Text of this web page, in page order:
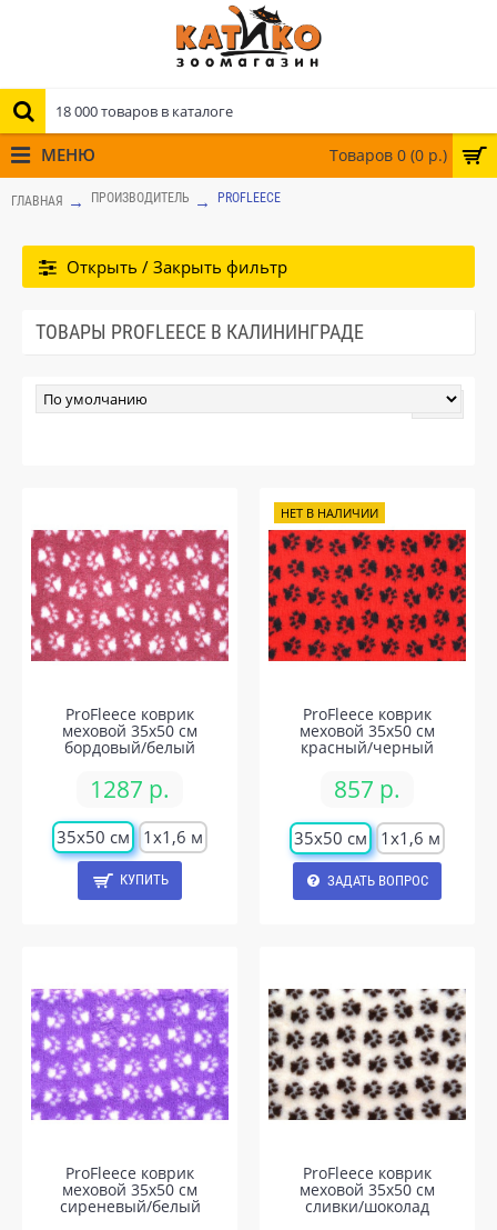
Товаров 0 (0 р.)
МЕНЮ
ГЛАВНАЯ ПРОИЗВОДИТЕЛЬ PROFLEECE
Открыть / Закрыть фильтр
ТОВАРЫ PROFLEECE В КАЛИНИНГРАДЕ
ProFleece коврик
меховой 35х50 см
бордовый/белый
1287 р.
35х50 см 1х1,6 м
КУПИТЬ
НЕТ В НАЛИЧИИ
ProFleece коврик
меховой 35х50 см
красный/черный
857 р.
35х50 см 1х1,6 м
ЗАДАТЬ ВОПРОС
ProFleece коврик
меховой 35х50 см
сиреневый/белый
ProFleece коврик
меховой 35х50 см
сливки/шоколад